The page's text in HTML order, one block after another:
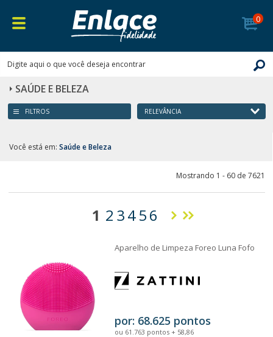
0
SAÚDE E BELEZA
FILTROS
Você está em: Saúde e Beleza
Mostrando 1 - 60 de 7621
1 2 3456
Aparelho de Limpeza Foreo Luna Fofo
por: 68.625 pontos
ou 61.763 pontos + 58,86